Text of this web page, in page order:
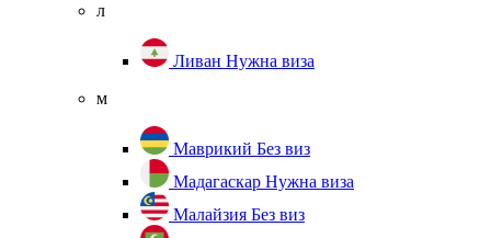
л
Ливан Нужна виза
м
Маврикий Без виз
Мадагаскар Нужна виза
Малайзия Без виз